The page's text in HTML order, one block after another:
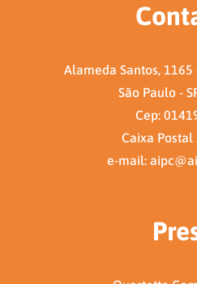
Alameda Santos,
São Paulo -
Cep:
Caixa Postal
e-mail: